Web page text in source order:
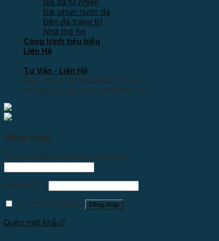
Đài phun nước đá
Đèn đá trang trí
Nhà thờ họ
Công trình tiêu biểu
Liên Hệ
Tư Vấn - Liên Hệ
Điện thọai: 0976835955 | Email:
info@damynghebacgiang198.com
Đăng nhập
Tên tài khoản hoặc địa chỉ email *
Mật khẩu *
Ghi nhớ mật khẩu
Đăng nhập
Quên mật khẩu?